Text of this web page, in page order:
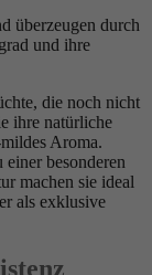
überzeugen durch
und ihre
die noch nicht
ihre natürliche
Aroma.
besonderen
machen sie ideal
als exklusive